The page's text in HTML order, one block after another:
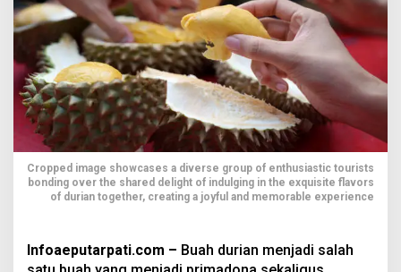
Cropped image showcases a diverse group of enthusiastic tourists
bonding over the shared delight of indulging in the exquisite flavors
of durian together, creating a joyful and memorable experience
Infoaeputarpati.com – Buah durian menjadi salah